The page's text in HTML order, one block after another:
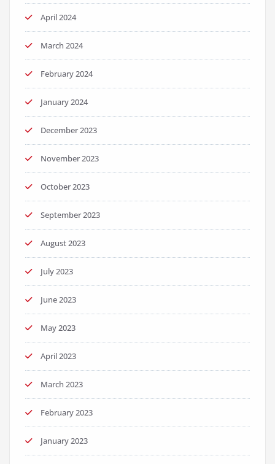
April 2024
March 2024
February 2024
January 2024
December 2023
November 2023
October 2023
September 2023
August 2023
July 2023
June 2023
May 2023
April 2023
March 2023
February 2023
January 2023